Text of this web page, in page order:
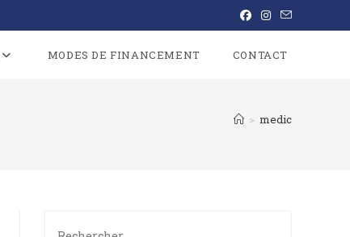
MODES DE FINANCEMENT CONTACT
> medic